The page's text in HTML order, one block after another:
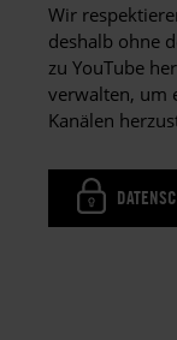
Wir
deshalb ohne
zu YouTube
verwalten, um
Kanälen